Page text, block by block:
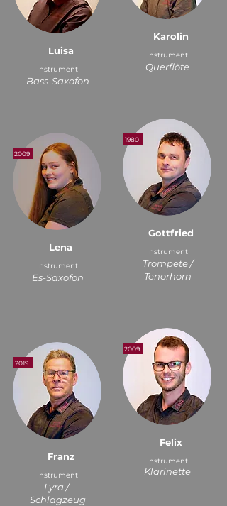
Luisa
Instrument
Bass-Saxofon
2009
Lena
Instrument
Es-Saxofon
2019
Franz
Instrument
Lyra /
Schlagzeug
Karolin
Instrument
Querflöte
1980
Gottfried
Instrument
Trompete /
Tenorhorn
2009
Felix
Instrument
Klarinette